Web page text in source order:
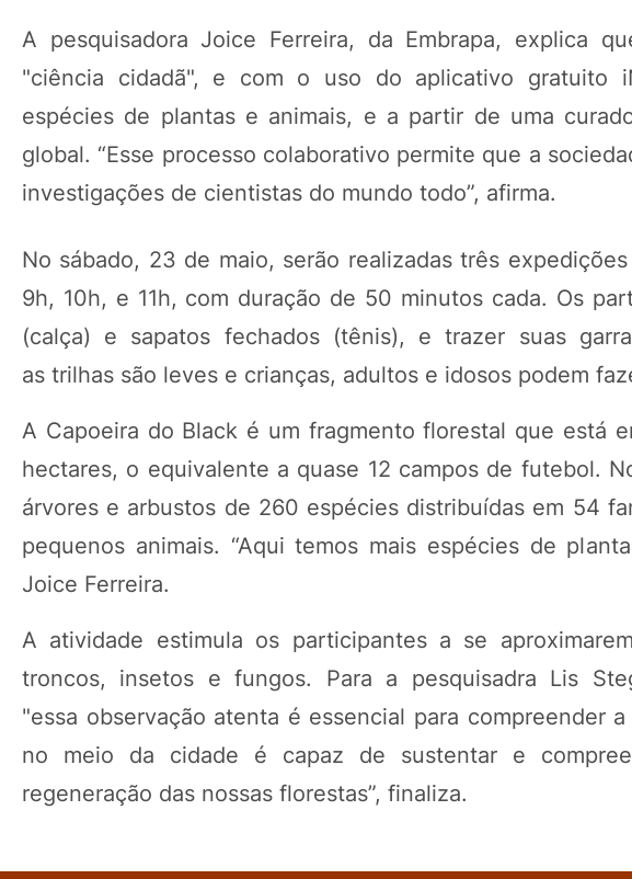
A pesquisadora Joice Ferreira, da Embrapa, explica
"ciência cidadã", e com o uso do aplicativo gratuito
espécies de plantas e animais, e a partir de uma
global. “Esse processo colaborativo permite que a
investigações de cientistas do mundo todo”, afirma.
No sábado, 23 de maio, serão realizadas três
9h, 10h, e 11h, com duração de 50 minutos cada. Os
(calça) e sapatos fechados (tênis), e trazer suas
as trilhas são leves e crianças, adultos e idosos podem
A Capoeira do Black é um fragmento florestal que está
hectares, o equivalente a quase 12 campos de futebol.
árvores e arbustos de 260 espécies distribuídas em 54
pequenos animais. “Aqui temos mais espécies de
Joice Ferreira.
A atividade estimula os participantes a se
troncos, insetos e fungos. Para a pesquisadra Lis
"essa observação atenta é essencial para compreender
no meio da cidade é capaz de sustentar e
regeneração das nossas florestas”, finaliza.